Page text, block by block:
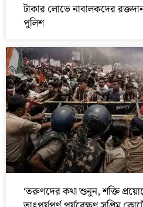
টাকার লোভে নাবালকদের
পুলিশ
‘তরুণদের কথা শুনুন, শক্তি